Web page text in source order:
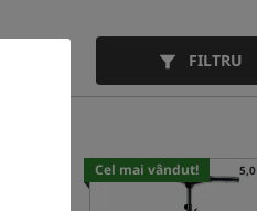
FILTRU
Cel mai vândut! 5,0